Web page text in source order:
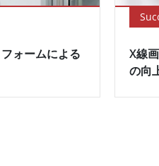
ォームによる
X線
の向